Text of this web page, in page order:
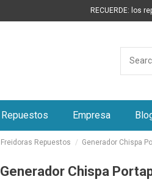
RECUERDE: los
Repuestos Empresa
Freidoras Repuestos Generador Chispa
Generador Chispa